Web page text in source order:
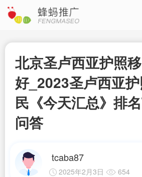
北京圣卢西亚护照
好_2023圣卢西亚
民《今天汇总》排名
问答
tcaba87
2025年2月3日 654